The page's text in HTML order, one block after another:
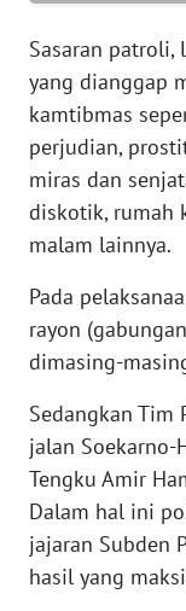
Sasaran
yang dianggap
kamtibmas
perjudian,
miras dan
diskotik, rumah
malam lainnya.
Pada
rayon
dimasing-
Sedangkan Tim
jalan
Tengku Amir
Dalam hal ini
jajaran Subden
hasil yang
RIAU
WN
SERAMBI
WN
JAMBI
WN
SULTRA
NTB
WN
SULTENG
WN
SULBAR